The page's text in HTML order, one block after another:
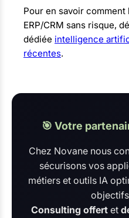
Pour en savoir comment
ERP/CRM sans risque,
dédiée intelligence
récentes.
🎯 Votre
Chez Novane nous
sécurisons vos
métiers et outils IA
Consulting offert et